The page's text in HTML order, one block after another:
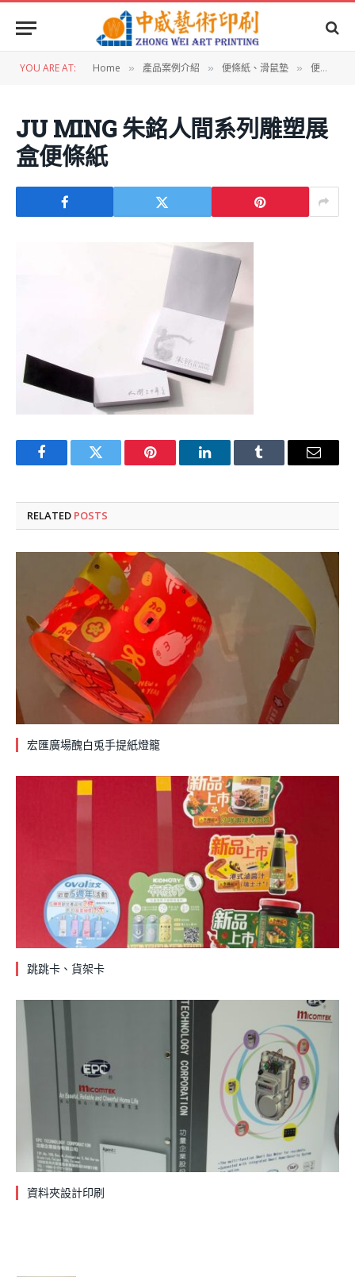
YOU ARE AT: Home » 產品案例介紹 » 便條紙、滑鼠墊 » 便條紙,明信片,禮盒設計：JU MING朱銘美術館人間系列雕塑展禮盒
JU MING 朱銘人間系列雕塑展
盒便條紙
FacebookTwitter Pinterest LinkedInTumblr Email
RELATED POSTS
宏匯廣場醜白兎手提紙燈籠
跳跳卡、貨架卡
資料夾設計印刷